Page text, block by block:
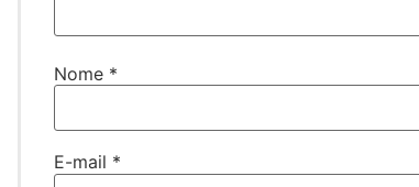
Nome *
E-mail *